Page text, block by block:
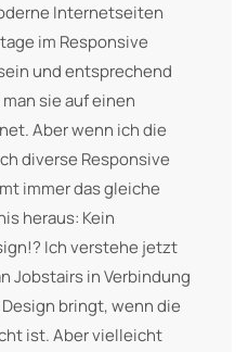
Internetseiten
im Responsive
und entsprechend
sie auf einen
Aber wenn ich die
diverse Responsive
immer das gleiche
heraus: Kein
Ich verstehe jetzt
Jobstairs in Verbindung
bringt, wenn die
ist. Aber vielleicht